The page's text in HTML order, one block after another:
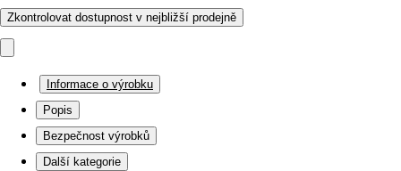
Zkontrolovat dostupnost v nejbližší prodejně
Informace o výrobku
Popis
Bezpečnost výrobků
Další kategorie